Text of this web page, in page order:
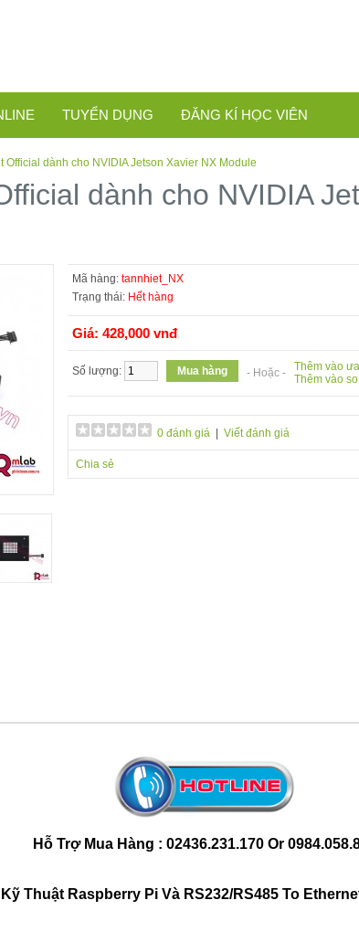
TUYỂN DỤNG ĐĂNG KÍ HỌC VIÊN
Official dành cho NVIDIA Jetson Xavier NX Module
dành cho NVIDIA
Mã hàng: tannhiet_NX
Trạng thái: Hết hàng
Giá: 428,000 vnđ
Số lượng: - Hoặc - Thêm vào
Thêm vào
0 đánh giá Viết đánh giá
Chia sẻ
Hỗ Trợ Mua Hàng : 02436.231.170 Or
Thuật Raspberry Pi Và RS232/RS485 To